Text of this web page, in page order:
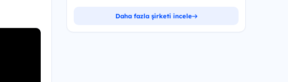
Daha fazla şirketi incele